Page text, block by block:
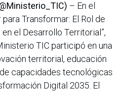
– En el
Transformar: El Rol de
el Desarrollo Territorial”,
TIC participó en una
territorial, educación
capacidades tecnológicas
Digital 2035. El